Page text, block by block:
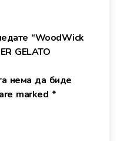
“WoodWick
GELATO
нема да биде
marked *